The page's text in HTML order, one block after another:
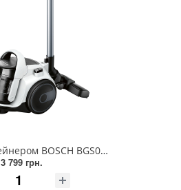
Пилосос з контейнером BOSCH BGS05A225
3 799 грн.